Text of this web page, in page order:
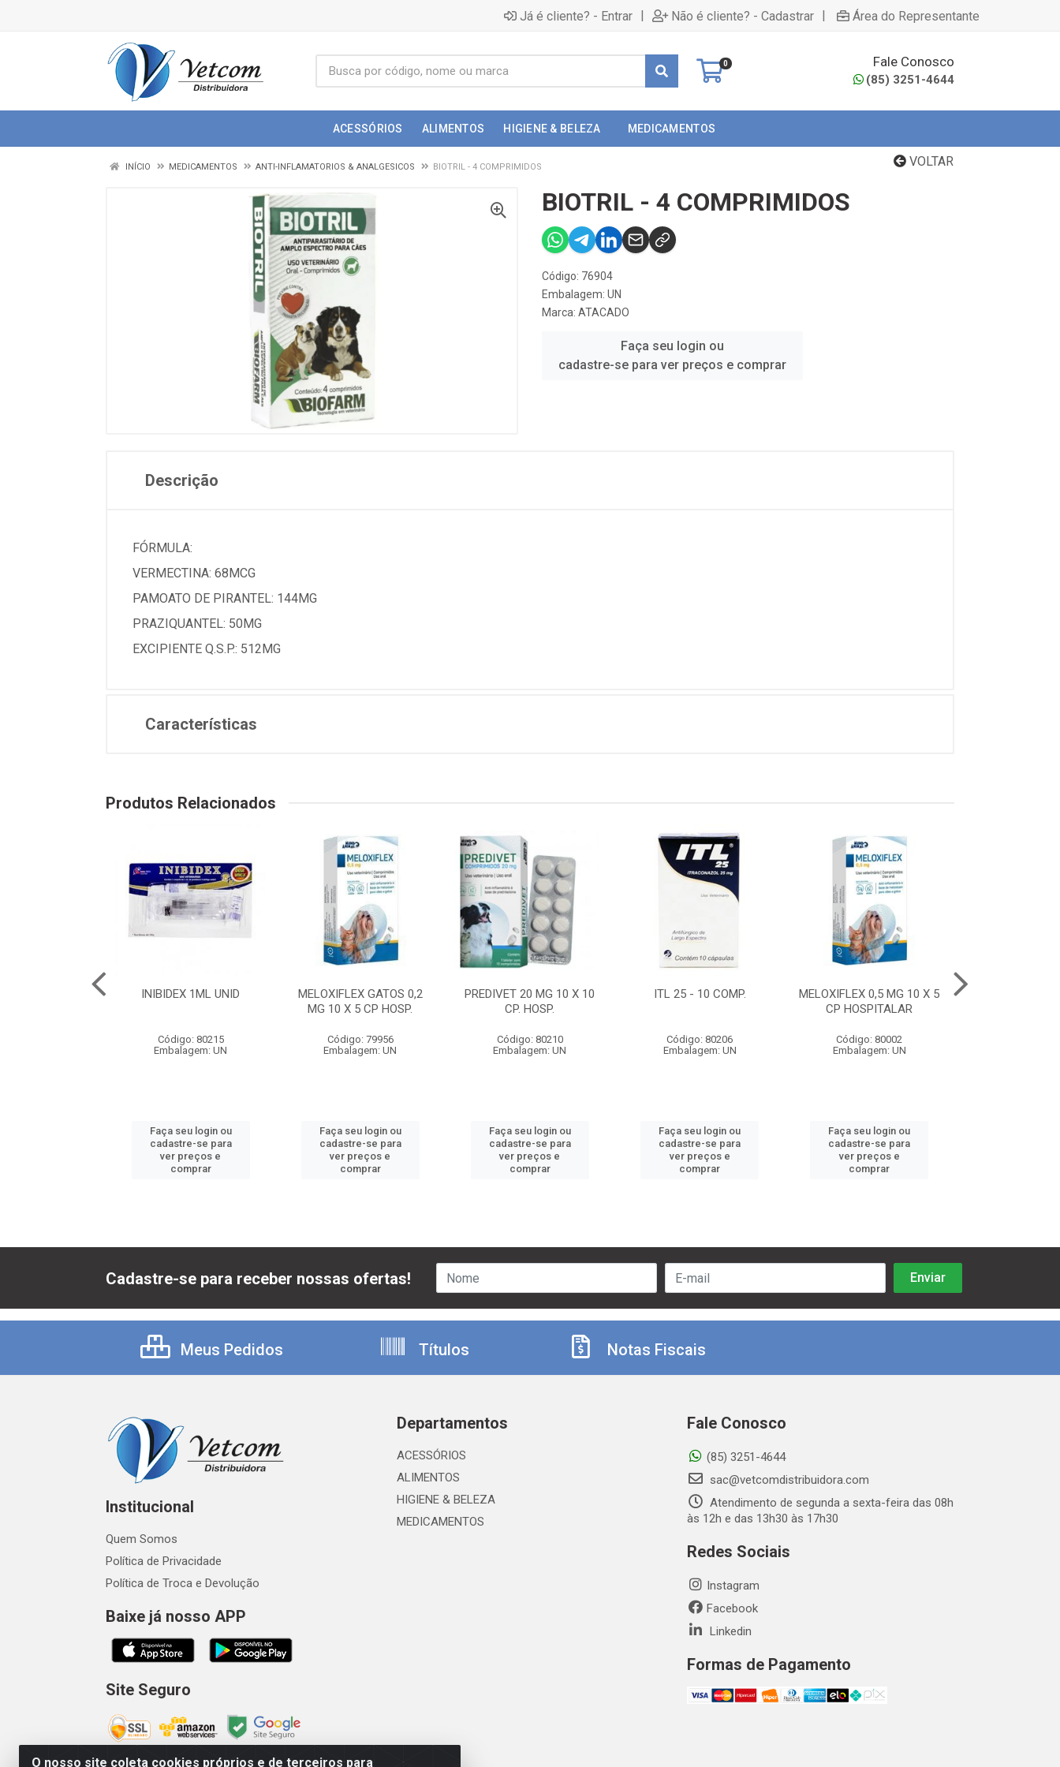
Já é cliente? - Entrar | Não é cliente? - Cadastrar | Área do Representante
0 Fale Conosco
(85) 3251-4644
ACESSÓRIOS ALIMENTOS HIGIENE & BELEZA MEDICAMENTOS
VOLTAR
INÍCIO MEDICAMENTOS ANTI-INFLAMATORIOS & ANALGESICOS BIOTRIL - 4 COMPRIMIDOS
BIOTRIL - 4 COMPRIMIDOS
Código: 76904
Embalagem: UN
Marca: ATACADO
Faça seu login ou
cadastre-se para ver preços e comprar
Descrição
FÓRMULA:
VERMECTINA: 68MCG
PAMOATO DE PIRANTEL: 144MG
PRAZIQUANTEL: 50MG
EXCIPIENTE Q.S.P.: 512MG
Características
Produtos Relacionados
INIBIDEX 1ML UNID
Código: 80215
Embalagem: UN
Faça seu login ou
cadastre-se para
ver preços e
comprar
MELOXIFLEX GATOS 0,2
MG 10 X 5 CP HOSP.
Código: 79956
Embalagem: UN
Faça seu login ou
cadastre-se para
ver preços e
comprar
PREDIVET 20 MG 10 X 10
CP. HOSP.
Código: 80210
Embalagem: UN
Faça seu login ou
cadastre-se para
ver preços e
comprar
ITL 25 - 10 COMP.
Código: 80206
Embalagem: UN
Faça seu login ou
cadastre-se para
ver preços e
comprar
MELOXIFLEX 0,5 MG 10 X 5
CP HOSPITALAR
Código: 80002
Embalagem: UN
Faça seu login ou
cadastre-se para
ver preços e
comprar
O nosso site coleta cookies próprios e de terceiros para
Cadastre-se para receber nossas ofertas!
Meus Pedidos Títulos Notas Fiscais
Institucional
Quem Somos
Política de Privacidade
Política de Troca e Devolução
Baixe já nosso APP
Site Seguro
Departamentos
ACESSÓRIOS
ALIMENTOS
HIGIENE & BELEZA
MEDICAMENTOS
Fale Conosco
(85) 3251-4644
sac@vetcomdistribuidora.com
Atendimento de segunda a sexta-feira das 08h
às 12h e das 13h30 às 17h30
Redes Sociais
Instagram
Facebook
Linkedin
Formas de Pagamento